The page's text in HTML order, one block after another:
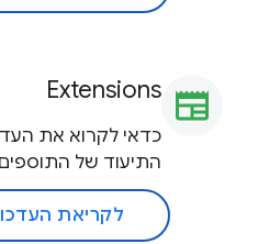
newspaper
Extensions
כדאי לקרוא את
התיעוד של
לקריאת